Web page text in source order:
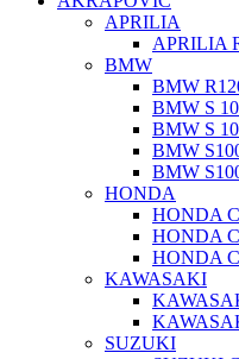
APRILIA
APRILIA
BMW
BMW
BMW S
BMW S
BMW
BMW
HONDA
HONDA
HONDA
HONDA
KAWASAKI
SUZUKI